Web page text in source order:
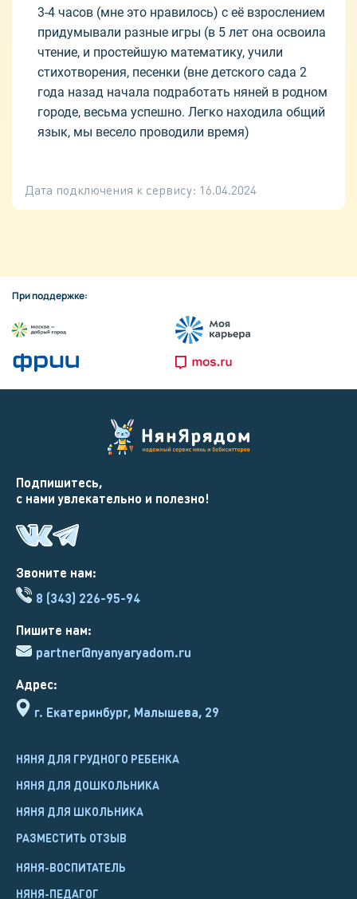
3-4 часов (мне это нравилось) с её взрослением
придумывали разные игры (в 5 лет она освоила
чтение, и простейшую математику, учили
стихотворения, песенки (вне детского сада 2
года назад начала подработать няней в родном
городе, весьма успешно. Легко находила общий
язык, мы весело проводили время)
Дата подключения к сервису: 16.04.2024
При поддержке:
Адрес:
г. Екатеринбург, Малышева, 29
Звоните нам:
8 (343) 226-95-94
НЯНЯ ДЛЯ ГРУДНОГО РЕБЕНКА
НЯНЯ ДЛЯ ДОШКОЛЬНИКА
НЯНЯ ДЛЯ ШКОЛЬНИКА
РАЗМЕСТИТЬ ОТЗЫВ
Пишите нам:
partner@nyanyaryadom.ru
НЯНЯ-ВОСПИТАТЕЛЬ
НЯНЯ-ПЕДАГОГ
Подпишитесь,
с нами увлекательно и полезно!